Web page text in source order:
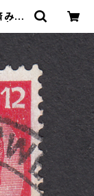
切
You